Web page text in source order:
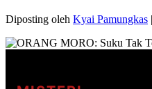
Diposting oleh Kyai Pamungkas |